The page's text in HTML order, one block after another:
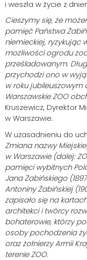
i weszła w życie z
Cieszymy się, że
pamięć Państwa
niemieckiej, ryzykując
możliwości ogrodu
prześladowanym.
przychodzi ono w
w roku jubileuszowym
Warszawskie ZOO
Kruszewicz, Dyrektor
w Warszawie.
W uzasadnieniu do
Zmiana nazwy
w Warszawie (dalej:
pamięci wybitnych
Jana Żabińskiego
Antoniny Żabińskiej
zapisało się na
architekci i twórcy
bohaterowie, którzy
osoby pochodzenia
oraz żołnierzy Armii
terenie ZOO.